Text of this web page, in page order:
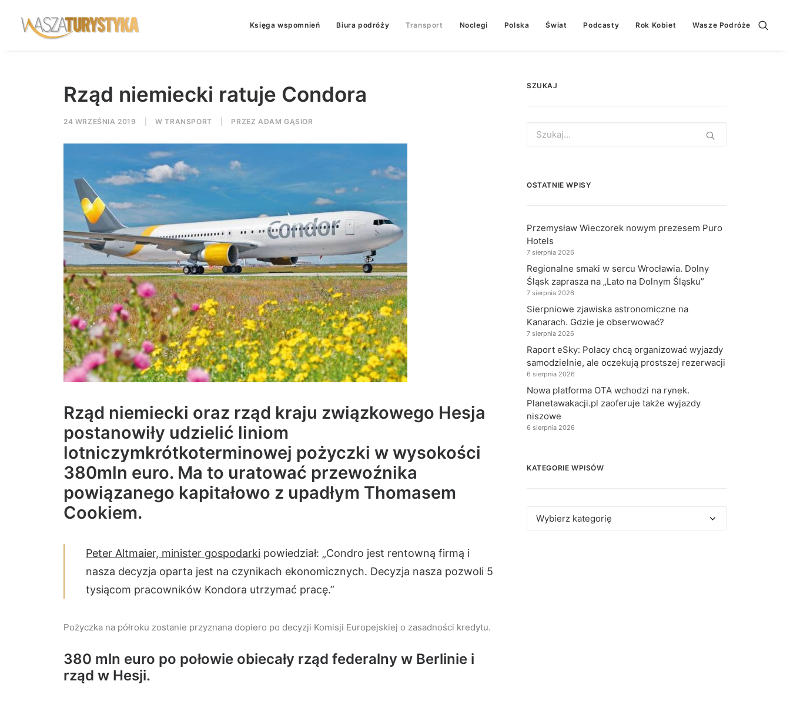
Księga wspomnień Biura podróży Transport Noclegi Polska Świat Podcasty Rok Kobiet Wasze Podróże
Rząd niemiecki ratuje Condora
24 WRZEŚNIA 2019 WTRANSPORT PRZEZADAM GĄSIOR
Rząd niemiecki oraz rząd kraju związkowego Hesja
postanowiły udzielić liniom
lotniczymkrótkoterminowej pożyczki w wysokości
380mln euro. Ma to uratować przewoźnika
powiązanego kapitałowo z upadłym Thomasem
Cookiem.
Peter Altmaier, minister gospodarki powiedział: „Condro jest rentowną firmą i
nasza decyzja oparta jest na czynikach ekonomicznych. Decyzja nasza pozwoli 5
tysiącom pracowników Kondora utrzymać pracę.”
Pożyczka na półroku zostanie przyznana dopiero po decyzji Komisji Europejskiej o zasadności kredytu.
380 mln euro po połowie obiecały rząd federalny w Berlinie i
rząd w Hesji.
SZUKAJ
for:
OSTATNIE WPISY
Przemysław Wieczorek nowym prezesem Puro
Hotels
7 sierpnia 2026
Regionalne smaki w sercu Wrocławia. Dolny
Śląsk zaprasza na „Lato na Dolnym Śląsku”
7 sierpnia 2026
Sierpniowe zjawiska astronomiczne na
Kanarach. Gdzie je obserwować?
7 sierpnia 2026
Raport eSky: Polacy chcą organizować wyjazdy
samodzielnie, ale oczekują prostszej rezerwacji
6 sierpnia 2026
Nowa platforma OTA wchodzi na rynek.
Planetawakacji.pl zaoferuje także wyjazdy
niszowe
6 sierpnia 2026
KATEGORIE WPISÓW
Kategorie